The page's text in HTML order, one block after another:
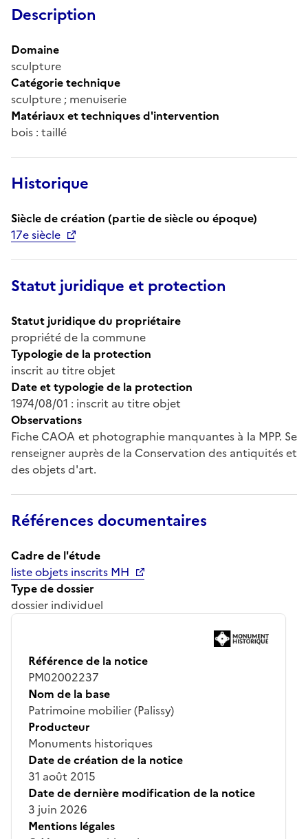
Description
Domaine
sculpture
Catégorie technique
sculpture ; menuiserie
Matériaux et techniques d'intervention
bois : taillé
Historique
Siècle de création (partie de siècle ou époque)
17e siècle
Statut juridique et protection
Statut juridique du propriétaire
propriété de la commune
Typologie de la protection
inscrit au titre objet
Date et typologie de la protection
1974/08/01 : inscrit au titre objet
Observations
Fiche CAOA et photographie manquantes à la MPP. Se
renseigner auprès de la Conservation des antiquités et
des objets d'art.
Références documentaires
Cadre de l'étude
liste objets inscrits MH
Type de dossier
dossier individuel
Référence de la notice
PM02002237
Nom de la base
Patrimoine mobilier (Palissy)
Producteur
Monuments historiques
Date de création de la notice
31 août 2015
Date de dernière modification de la notice
3 juin 2026
Mentions légales